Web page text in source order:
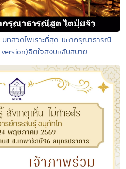
ทสวดไพเราะที่สุด มหากรุณาธารณี
จิตใจสงบหลับสบาย